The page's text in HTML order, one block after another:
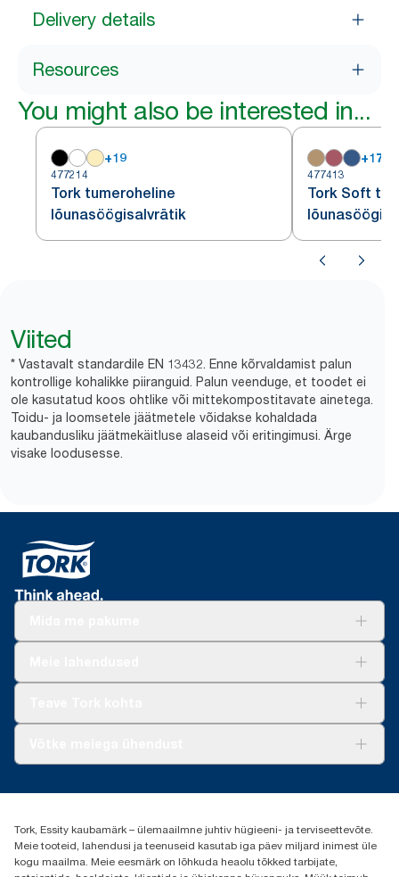
Delivery details
Resources
You might also be interested in...
+19
477214
Tork tumeroheline
lõunasöögisalvrätik
+17
477413
Tork Soft
Viited
* Vastavalt standardile EN 13432. Enne kõrvaldamist palun
kontrollige kohalikke piiranguid. Palun veenduge, et toodet ei
ole kasutatud koos ohtlike või mittekompostitavate ainetega.
Toidu- ja loomsetele jäätmetele võidakse kohaldada
kaubandusliku jäätmekäitluse alaseid või eritingimusi. Ärge
visake loodusesse.
+37253322264
Leia Tork maaletooja
Essity Estonia OÜ
Reti Tee 9, Peetri alevik, Rae vald
Tork, Essity kaubamärk – ülemaailmne juhtiv hügieeni- ja terviseettevõte.
Meie tooteid, lahendusi ja teenuseid kasutab iga päev miljard inimest üle
kogu maailma. Meie eesmärk on lõhkuda heaolu tõkked tarbijate,